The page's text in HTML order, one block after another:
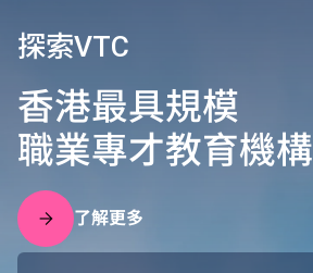
探索VTC
香港最具規模
職業專才教育機構
了解更多